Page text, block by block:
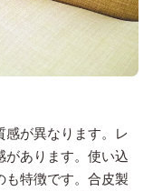
が異なります。レ
あります。使い込
特徴です。合皮製